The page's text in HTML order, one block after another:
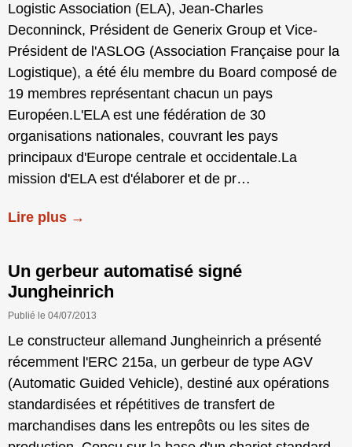
Logistic Association (ELA), Jean-Charles
Deconninck, Président de Generix Group et Vice-
Président de l'ASLOG (Association Française pour la
Logistique), a été élu membre du Board composé de
19 membres représentant chacun un pays
Européen.L'ELA est une fédération de 30
organisations nationales, couvrant les pays
principaux d'Europe centrale et occidentale.La
mission d'ELA est d'élaborer et de pr…
Lire plus →
Un gerbeur automatisé signé
Jungheinrich
Publié le 04/07/2013
Le constructeur allemand Jungheinrich a présenté
récemment l'ERC 215a, un gerbeur de type AGV
(Automatic Guided Vehicle), destiné aux opérations
standardisées et répétitives de transfert de
marchandises dans les entrepôts ou les sites de